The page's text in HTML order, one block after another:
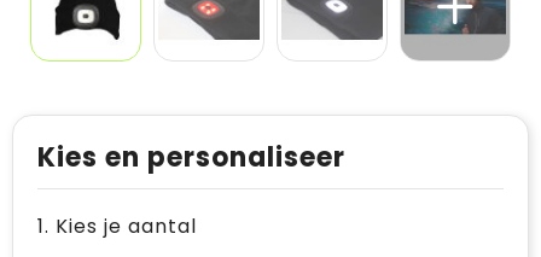
Kies en personaliseer
1. Kies je aantal